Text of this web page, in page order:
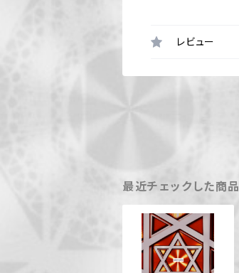
レビュー
最近チェックした商品